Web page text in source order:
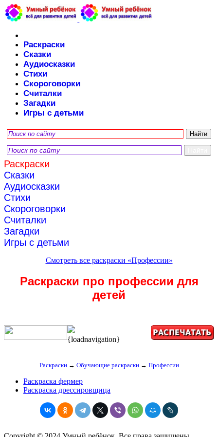
Раскраски
Сказки
Аудиосказки
Стихи
Скороговорки
Считалки
Загадки
Игры с детьми
Раскраски
Сказки
Аудиосказки
Стихи
Скороговорки
Считалки
Загадки
Игры с детьми
Смотреть все раскраски «Профессии»
Раскраски про профессии для
детей
{loadnavigation}
Раскраски→ Обучающие раскраски→ Профессии
Раскраска фермер
Раскраска дрессировщица